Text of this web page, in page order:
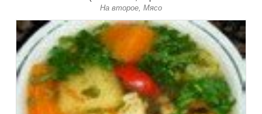
На второе, Мясо